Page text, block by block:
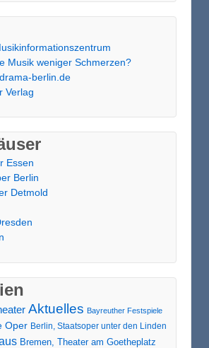
Musik weniger Schmerzen?
berlin.de
Verlag
Essen
Berlin
Detmold
Aktuelles Bayreuther Festspiele
Oper Berlin, Staatsoper unter den Linden
Bremen, Theater am Goetheplatz